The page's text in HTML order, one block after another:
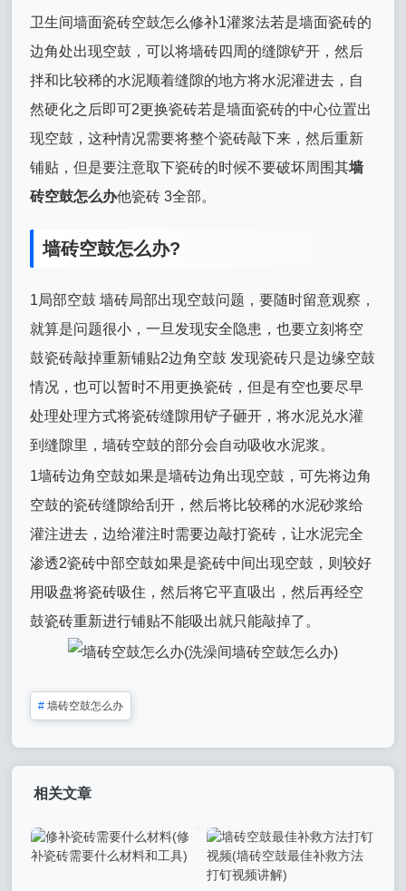
卫生间墙面瓷砖空鼓怎么修补1灌浆法若是墙面瓷砖的
边角处出现空鼓，可以将墙砖四周的缝隙铲开，然后
拌和比较稀的水泥顺着缝隙的地方将水泥灌进去，自
然硬化之后即可2更换瓷砖若是墙面瓷砖的中心位置出
现空鼓，这种情况需要将整个瓷砖敲下来，然后重新
铺贴，但是要注意取下瓷砖的时候不要破坏周围其墙
砖空鼓怎么办他瓷砖 3全部。
墙砖空鼓怎么办?
1局部空鼓 墙砖局部出现空鼓问题，要随时留意观察，
就算是问题很小，一旦发现安全隐患，也要立刻将空
鼓瓷砖敲掉重新铺贴2边角空鼓 发现瓷砖只是边缘空鼓
情况，也可以暂时不用更换瓷砖，但是有空也要尽早
处理处理方式将瓷砖缝隙用铲子砸开，将水泥兑水灌
到缝隙里，墙砖空鼓的部分会自动吸收水泥浆。
1墙砖边角空鼓如果是墙砖边角出现空鼓，可先将边角
空鼓的瓷砖缝隙给刮开，然后将比较稀的水泥砂浆给
灌注进去，边给灌注时需要边敲打瓷砖，让水泥完全
渗透2瓷砖中部空鼓如果是瓷砖中间出现空鼓，则较好
用吸盘将瓷砖吸住，然后将它平直吸出，然后再经空
鼓瓷砖重新进行铺贴不能吸出就只能敲掉了。
# 墙砖空鼓怎么办
相关文章